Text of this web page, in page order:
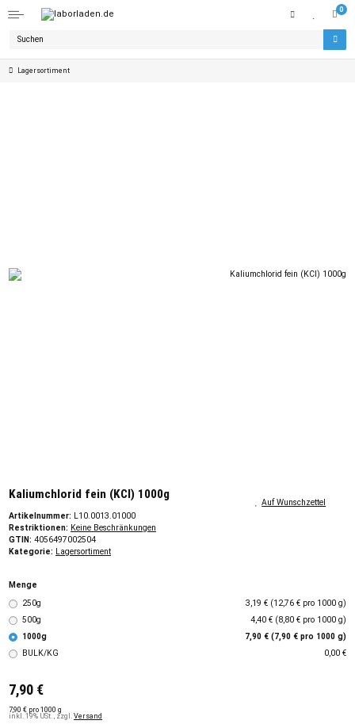
0
Lagersortiment
Kaliumchlorid fein (KCl) 1000g
Artikelnummer: L10.0013.01000
Restriktionen: Keine Beschränkungen
GTIN: 4056497002504
Kategorie: Lagersortiment
Menge
250g
3,19 € (12,76 € pro 1000 g)
500g
4,40 € (8,80 € pro 1000 g)
1000g
7,90 € (7,90 € pro 1000 g)
BULK/KG
0,00 €
7,90 €
7,90 € pro 1000 g
inkl. 19% USt. , zzgl. Versand
Auf Wunschzettel